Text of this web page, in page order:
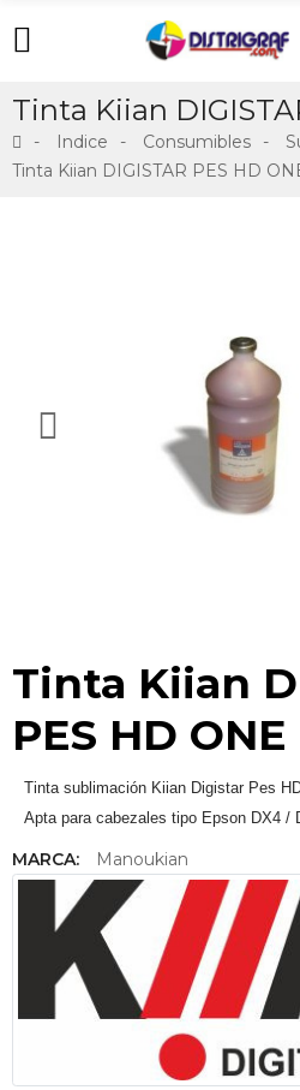
Tinta Kiian
Indice Consumibles
Tinta Kiian DIGISTAR PES HD
Tinta Kiian
PES HD ONE
Tinta sublimación Kiian Digistar Pes
Apta para cabezales tipo Epson DX4 /
MARCA: Manoukian